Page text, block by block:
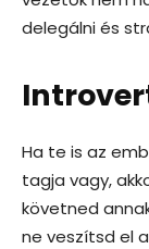
delegálni és
Ha te is az
tagja vagy,
követned
ne veszítsd el